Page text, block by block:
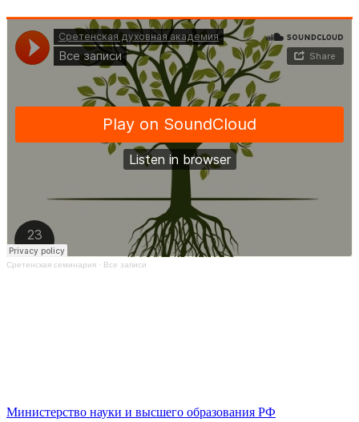
Сретенская семинария · Все записи
Министерство науки и высшего образования РФ